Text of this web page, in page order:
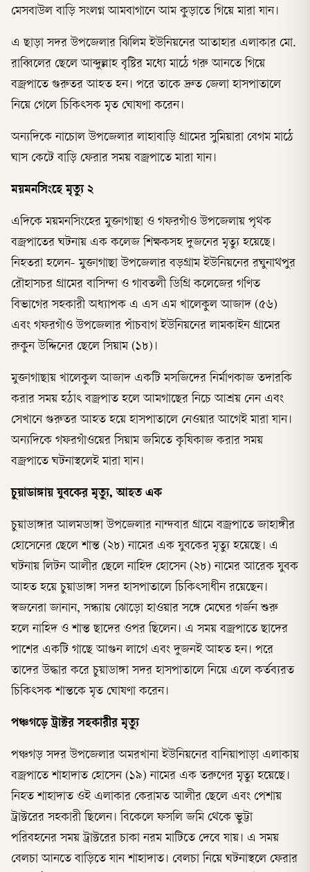
মেসবাউল বাড়ি সংলগ্ন আমবাগানে আম কুড়াতে গিয়ে মারা যান।
এ ছাড়া সদর উপজেলার ঝিলিম ইউনিয়নের আতাহার এলাকার মো.
রাব্বিলের ছেলে আব্দুল্লাহ বৃষ্টির মধ্যে মাঠে গরু আনতে গিয়ে
বজ্রপাতে গুরুতর আহত হন। পরে তাকে দ্রুত জেলা হাসপাতালে
নিয়ে গেলে চিকিৎসক মৃত ঘোষণা করেন।
অন্যদিকে নাচোল উপজেলার লাহাবাড়ি গ্রামের সুমিয়ারা বেগম মাঠে
ঘাস কেটে বাড়ি ফেরার সময় বজ্রপাতে মারা যান।
ময়মনসিংহে মৃত্যু ২
এদিকে ময়মনসিংহের মুক্তাগাছা ও গফরগাঁও উপজেলায় পৃথক
বজ্রপাতের ঘটনায় এক কলেজ শিক্ষকসহ দুজনের মৃত্যু হয়েছে।
নিহতরা হলেন- মুক্তাগাছা উপজেলার বড়গ্রাম ইউনিয়নের রঘুনাথপুর
রৌহাসচর গ্রামের বাসিন্দা ও গাবতলী ডিগ্রি কলেজের গণিত
বিভাগের সহকারী অধ্যাপক এ এস এম খালেকুল আজাদ (৫৬)
এবং গফরগাঁও উপজেলার পাঁচবাগ ইউনিয়নের লামকাইন গ্রামের
রুকুন উদ্দিনের ছেলে সিয়াম (১৮)।
মুক্তাগাছায় খালেকুল আজাদ একটি মসজিদের নির্মাণকাজ তদারকি
করার সময় হঠাৎ বজ্রপাত হলে আমগাছের নিচে আশ্রয় নেন এবং
সেখানে গুরুতর আহত হয়ে হাসপাতালে নেওয়ার আগেই মারা যান।
অন্যদিকে গফরগাঁওয়ের সিয়াম জমিতে কৃষিকাজ করার সময়
বজ্রপাতে ঘটনাস্থলেই মারা যান।
চুয়াডাঙ্গায় যুবকের মৃত্যু, আহত এক
চুয়াডাঙ্গার আলমডাঙ্গা উপজেলার নান্দবার গ্রামে বজ্রপাতে জাহাঙ্গীর
হোসেনের ছেলে শান্ত (২৮) নামের এক যুবকের মৃত্যু হয়েছে। এ
ঘটনায় লিটন আলীর ছেলে নাহিদ হোসেন (২৮) নামের আরেক যুবক
আহত হয়ে চুয়াডাঙ্গা সদর হাসপাতালে চিকিৎসাধীন রয়েছেন।
স্বজনেরা জানান, সন্ধ্যায় ঝোড়ো হাওয়ার সঙ্গে মেঘের গর্জন শুরু
হলে নাহিদ ও শান্ত ছাদের ওপর ছিলেন। এ সময় বজ্রপাতে ছাদের
পাশের একটি গাছে আগুন লাগে এবং দুজনই আহত হন। পরে
তাদের উদ্ধার করে চুয়াডাঙ্গা সদর হাসপাতালে নিয়ে এলে কর্তব্যরত
চিকিৎসক শান্তকে মৃত ঘোষণা করেন।
পঞ্চগড়ে ট্রাক্টর সহকারীর মৃত্যু
পঞ্চগড় সদর উপজেলার অমরখানা ইউনিয়নের বানিয়াপাড়া এলাকায়
বজ্রপাতে শাহাদাত হোসেন (১৯) নামের এক তরুণের মৃত্যু হয়েছে।
নিহত শাহাদাত ওই এলাকার কেরামত আলীর ছেলে এবং পেশায়
ট্রাক্টরের সহকারী ছিলেন। বিকেলে ফসলি জমি থেকে ভুট্টা
পরিবহনের সময় ট্রাক্টরের চাকা নরম মাটিতে দেবে যায়। এ সময়
বেলচা আনতে বাড়িতে যান শাহাদাত। বেলচা নিয়ে ঘটনাস্থলে ফেরার